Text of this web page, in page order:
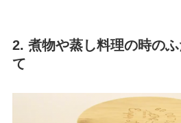
2. 煮物や蒸し料理の時の
て